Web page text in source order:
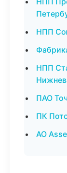
НПП
НПП
ПАО
ПК
АО